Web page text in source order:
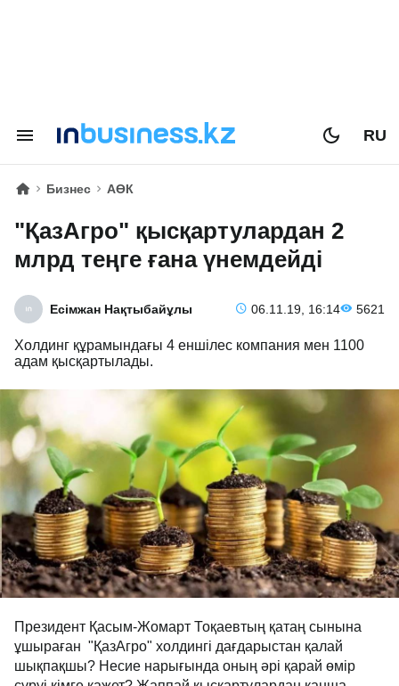
RU
Бизнес АӨК
"ҚазАгро" қысқартулардан 2
млрд теңге ғана үнемдейді
Есімжан Нақтыбайұлы 06.11.19, 16:14 5621
Холдинг құрамындағы 4 еншілес компания мен 1100
адам қысқартылады.
Президент Қасым-Жомарт Тоқаевтың қатаң сынына
ұшыраған "ҚазАгро" холдингі дағдарыстан қалай
шықпақшы? Несие нарығында оның әрі қарай өмір